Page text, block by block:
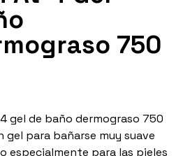
750
gel de baño dermograso 750
gel para bañarse muy suave
especialmente para las pieles